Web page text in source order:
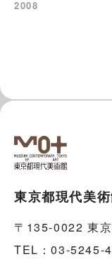
2008
東京都現代美
〒135-0022 東
TEL：03-5245-